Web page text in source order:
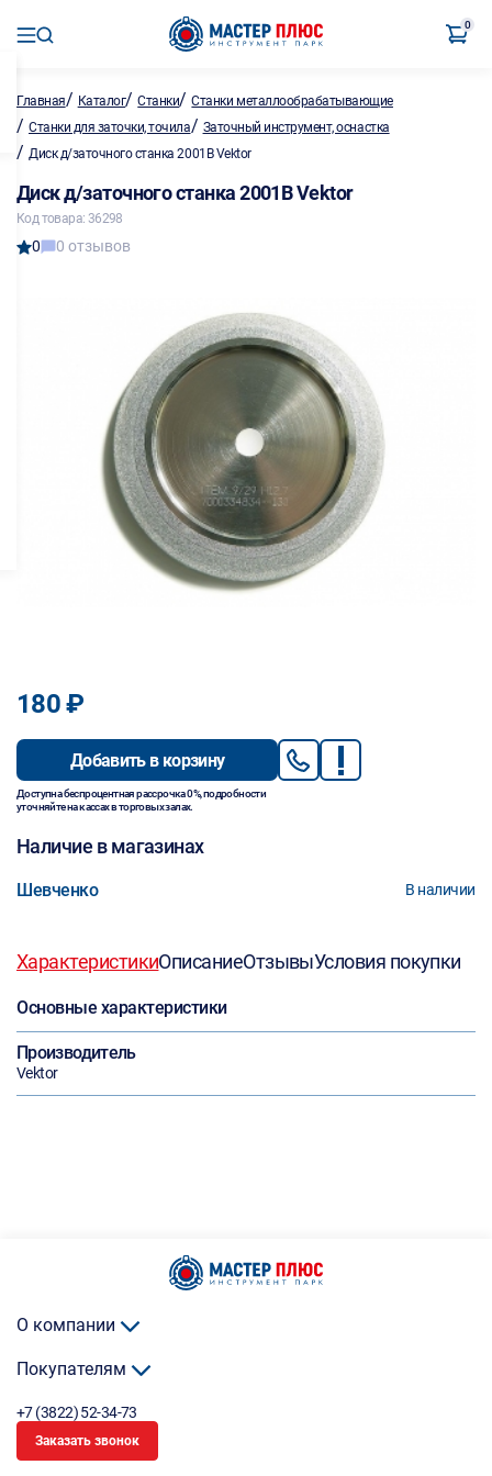
0
Главная/ Каталог/Станки/Станки металлообрабатывающие
/ Станки для заточки, точила/ Заточный инструмент, оснастка
/ Диск д/заточного станка 2001В Vektor
Диск д/заточного станка 2001В Vektor
Код товара: 36298
0 0 отзывов
180 ₽
Добавить в корзину
Доступна беспроцентная рассрочка 0%, подробности
уточняйте на кассах в торговых залах.
Наличие в магазинах
Шевченко В наличии
ХарактеристикиОписаниеОтзывыУсловия покупки
Основные характеристики
Производитель
Vektor
О компании
Покупателям
+7 (3822) 52-34-73
Заказать звонок